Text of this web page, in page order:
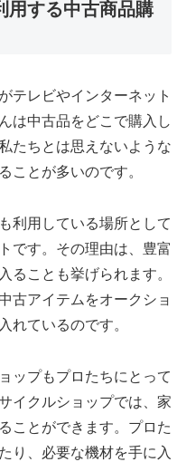
用する中古商品購
テレビやインターネット
は中古品をどこで購入し
たちとは思えないような
ことが多いのです。
利用している場所として
です。その理由は、豊富
ることも挙げられます。
古アイテムをオークショ
れているのです。
ップもプロたちにとって
イクルショップでは、家
ことができます。プロた
り、必要な機材を手に入